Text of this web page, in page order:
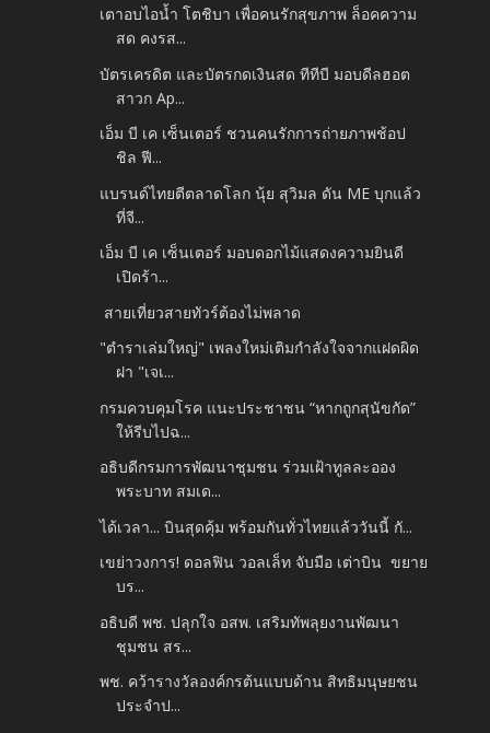
เตาอบไอน้ำ โตชิบา เพื่อคนรักสุขภาพ ล็อคความ
สด คงรส...
บัตรเครดิต และบัตรกดเงินสด ทีทีบี มอบดีลฮอต
สาวก Ap...
เอ็ม บี เค เซ็นเตอร์ ชวนคนรักการถ่ายภาพช้อป
ชิล ฟี...
แบรนด์ไทยตีตลาดโลก นุ้ย สุวิมล ดัน ME บุกแล้ว
ที่จี...
เอ็ม บี เค เซ็นเตอร์ มอบดอกไม้แสดงความยินดี
เปิดร้า...
สายเที่ยวสายทัวร์ต้องไม่พลาด
"ตำราเล่มใหญ่" เพลงใหม่เติมกำลังใจจากแฝดผิด
ฝา "เจเ...
กรมควบคุมโรค แนะประชาชน “หากถูกสุนัขกัด”
ให้รีบไปฉ...
อธิบดีกรมการพัฒนาชุมชน ร่วมเฝ้าทูลละออง
พระบาท สมเด...
ได้เวลา... บินสุดคุ้ม พร้อมกันทั่วไทยแล้ววันนี้ กั...
เขย่าวงการ! ดอลฟิน วอลเล็ท จับมือ เต่าบิน ขยาย
บร...
อธิบดี พช. ปลุกใจ อสพ. เสริมทัพลุยงานพัฒนา
ชุมชน สร...
พช. คว้ารางวัลองค์กรต้นแบบด้าน สิทธิมนุษยชน
ประจำป...